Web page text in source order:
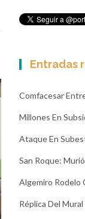
Entradas
Comfacesar
Millones En
Ataque En
San Roque:
Algemiro Rodelo
Réplica Del